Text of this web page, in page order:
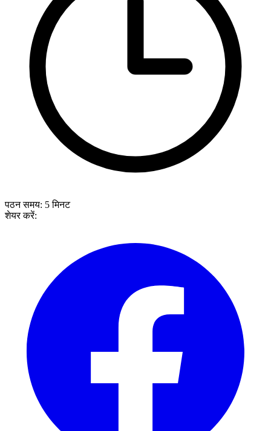
पठन समय: 5मिनट
शेयर करें: